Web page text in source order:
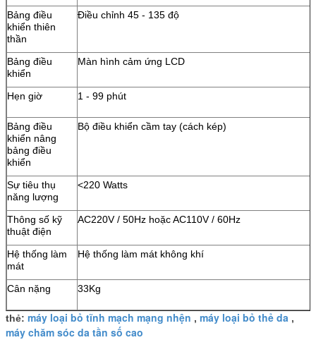
Bảng điều
khiển thiên
thần
Điều chỉnh 45 - 135 độ
Bảng điều
khiển
Màn hình cảm ứng LCD
Hẹn giờ 1 - 99 phút
Bảng điều
khiển nâng
bảng điều
khiển
Bộ điều khiển cầm tay (cách kép)
Sự tiêu thụ
năng lượng
<220 Watts
Thông số kỹ
thuật điện
AC220V / 50Hz hoặc AC110V / 60Hz
Hệ thống làm
mát
Hệ thống làm mát không khí
Cân nặng 33Kg
thẻ: máy loại bỏ tĩnh mạch mạng nhện , máy loại bỏ thẻ da ,
máy chăm sóc da tần số cao